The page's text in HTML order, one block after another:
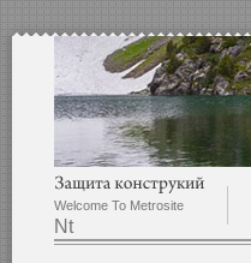
Welcome To Metrosite
Nt